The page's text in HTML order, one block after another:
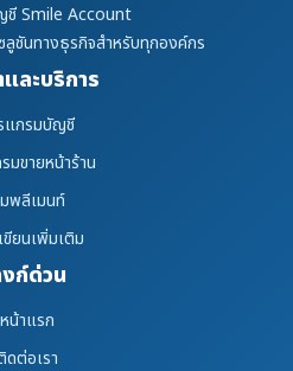
ชี Smile Account
ลูชันทางธุรกิจสำหรับทุกองค์กร
ละบริการ
แกรมบัญชี
มขายหน้าร้าน
พลีเมนท์
ขียนเพิ่มเติม
ก์ด่วน
หน้าแรก
ดต่อเรา